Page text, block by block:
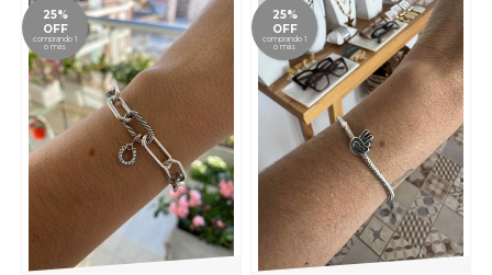
25%
OFF
comprando 1
o más
25%
OFF
comprando 1
o más